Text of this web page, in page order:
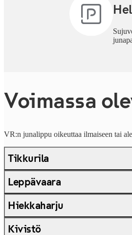
Voimassa
VR:n junalippu oikeuttaa ilmaiseen tai
Tikkurila
Leppävaara
Hiekkaharju
Kivistö